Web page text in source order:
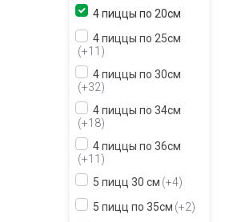
4 пиццы по 20см
4 пиццы по 25см
+11
4 пиццы по 30см
+32
4 пиццы по 34см
+18
4 пиццы по 36см
+11
5 пицц 30 см +4
5 пицц по 35см +2